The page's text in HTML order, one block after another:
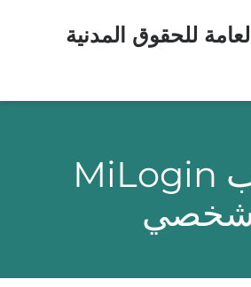
العامة للحقوق المدنية
حساب MiLogin